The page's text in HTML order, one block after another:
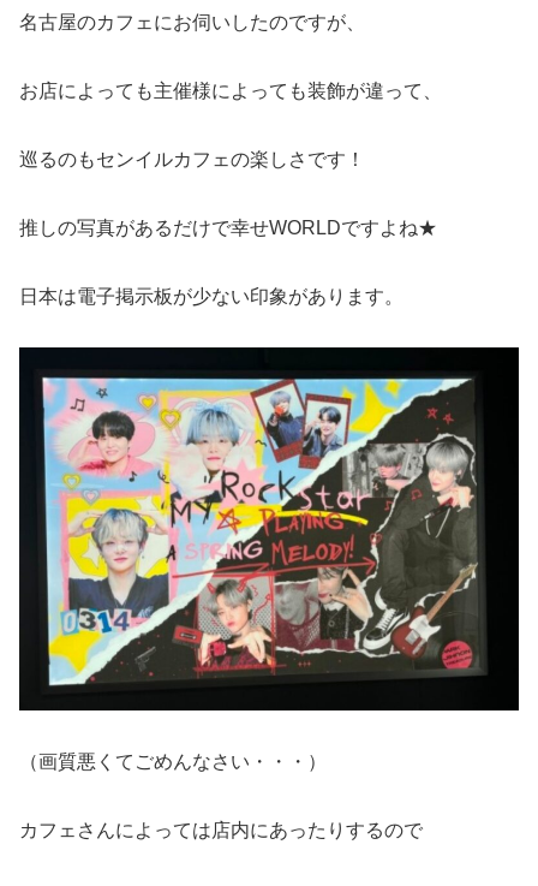
名古屋のカフェにお伺いしたのですが、
お店によっても主催様によっても装飾が違って、
巡るのもセンイルカフェの楽しさです！
推しの写真があるだけで幸せWORLDですよね★
日本は電子掲示板が少ない印象があります。
（画質悪くてごめんなさい・・・）
カフェさんによっては店内にあったりするので